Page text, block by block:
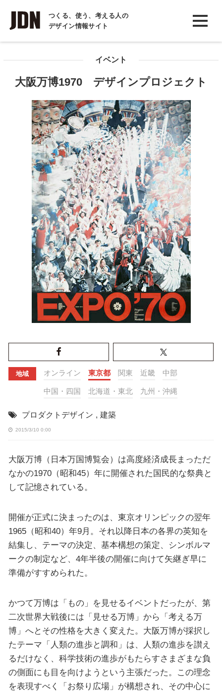
つくる、使う、考える人の
デザイン情報サイト
INTERVIEW
インタビュー
コラム
イベント
大阪万博1970 デザインプロジェクト
地域 オンライン 東京都 関東 近畿 中部
中国・四国 北海道・東北 九州・沖縄
プロダクトデザイン , 建築
2015/3/10 0:00
大阪万博（日本万国博覧会）は高度経済成長まっただ
なかの1970（昭和45）年に開催された国民的な祭典と
して記憶されている。
開催が正式に決まったのは、東京オリンピックの翌年
1965（昭和40）年9月。それ以降日本の各界の英知を
結集し、テーマの決定、基本構想の策定、シンボルマ
ークの制定など、4年半後の開催に向けて矢継ぎ早に
準備がすすめられた。
かつて万博は「もの」を見せるイベントだったが、第
二次世界大戦後には「見せる万博」から「考える万
博」へとその性格を大きく変えた。大阪万博が採択し
たテーマ「人類の進歩と調和」は、人類の進歩を讃え
るだけなく、科学技術の進歩がもたらすさまざまな負
の側面にも目を向けようという主張だった。この理念
を表現すべく「お祭り広場」が構想され、その中心に